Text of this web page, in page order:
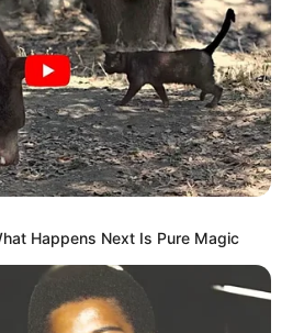
SMP
Happens Next Is Pure Magic